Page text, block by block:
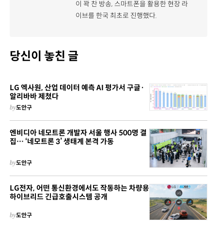
이 꽉 찬 방송, 스마트폰을 활용한 현장 라
이브를 한국 최초로 진행했다.
당신이 놓친 글
LG 엑사원, 산업 데이터 예측 AI 평가서 구글·
알리바바 제쳤다
by도안구
엔비디아 네모트론 개발자 서울 행사 500명 결
집… ‘네모트론 3’ 생태계 본격 가동
by도안구
LG전자, 어떤 통신환경에서도 작동하는 차량용
하이브리드 긴급호출시스템 공개
by도안구